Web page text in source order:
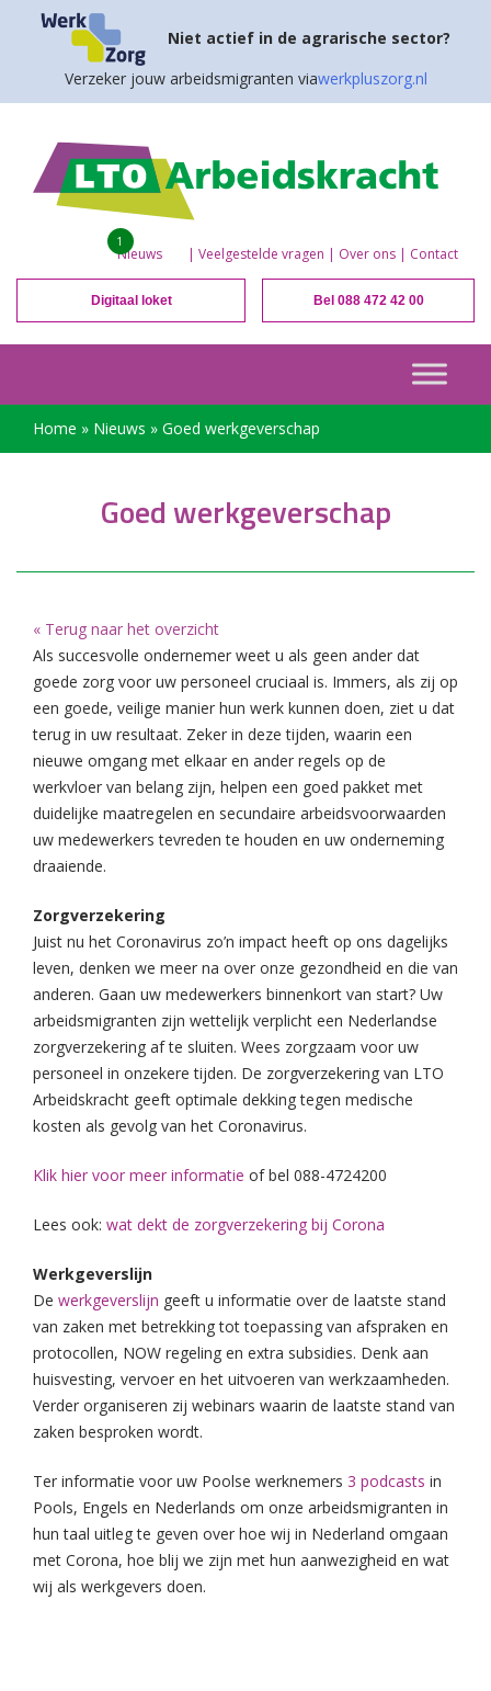
Niet actief in de agrarische sector?
Verzeker jouw arbeidsmigranten viawerkpluszorg.nl
Nieuws
1
| Veelgestelde vragen | Over ons | Contact
Digitaal loket Bel 088 472 42 00
Home » Nieuws » Goed werkgeverschap
Goed werkgeverschap
« Terug naar het overzicht
Als succesvolle ondernemer weet u als geen ander dat
goede zorg voor uw personeel cruciaal is. Immers, als zij op
een goede, veilige manier hun werk kunnen doen, ziet u dat
terug in uw resultaat. Zeker in deze tijden, waarin een
nieuwe omgang met elkaar en ander regels op de
werkvloer van belang zijn, helpen een goed pakket met
duidelijke maatregelen en secundaire arbeidsvoorwaarden
uw medewerkers tevreden te houden en uw onderneming
draaiende.
Zorgverzekering
Juist nu het Coronavirus zo’n impact heeft op ons dagelijks
leven, denken we meer na over onze gezondheid en die van
anderen. Gaan uw medewerkers binnenkort van start? Uw
arbeidsmigranten zijn wettelijk verplicht een Nederlandse
zorgverzekering af te sluiten. Wees zorgzaam voor uw
personeel in onzekere tijden. De zorgverzekering van LTO
Arbeidskracht geeft optimale dekking tegen medische
kosten als gevolg van het Coronavirus.
Klik hier voor meer informatie of bel 088-4724200
Lees ook: wat dekt de zorgverzekering bij Corona
Werkgeverslijn
De werkgeverslijn geeft u informatie over de laatste stand
van zaken met betrekking tot toepassing van afspraken en
protocollen, NOW regeling en extra subsidies. Denk aan
huisvesting, vervoer en het uitvoeren van werkzaamheden.
Verder organiseren zij webinars waarin de laatste stand van
zaken besproken wordt.
Ter informatie voor uw Poolse werknemers 3 podcasts in
Pools, Engels en Nederlands om onze arbeidsmigranten in
hun taal uitleg te geven over hoe wij in Nederland omgaan
met Corona, hoe blij we zijn met hun aanwezigheid en wat
wij als werkgevers doen.